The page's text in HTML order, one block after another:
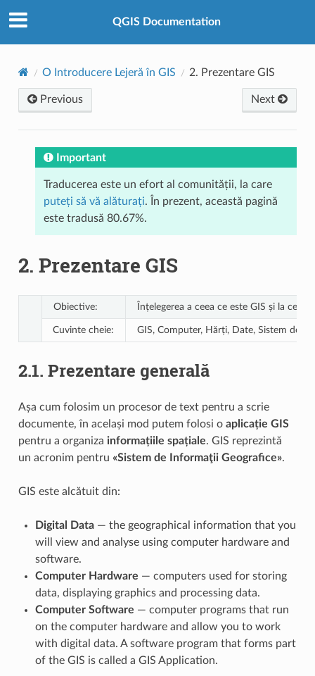
QGIS Documentation
O Introducere Lejeră în GIS 2. Prezentare GIS
Previous Next
Important
Traducerea este un efort al comunității, la care
puteți să vă alăturați. În prezent, această pagină
este tradusă 80.67%.
2. Prezentare GIS
Obiective: Înțelegerea a ceea ce este GIS și la ce
Cuvinte cheie: GIS, Computer, Hărți, Date, Sistem de
2.1. Prezentare generală
Așa cum folosim un procesor de text pentru a scrie
documente, în același mod putem folosi o aplicație GIS
pentru a organiza informațiile spațiale. GIS reprezintă
un acronim pentru «Sistem de Informaţii Geografice».
GIS este alcătuit din:
Digital Data— the geographical information that you
will view and analyse using computer hardware and
software.
Computer Hardware — computers used for storing
data, displaying graphics and processing data.
Computer Software — computer programs that run
on the computer hardware and allow you to work
with digital data. A software program that forms part
of the GIS is called a GIS Application.